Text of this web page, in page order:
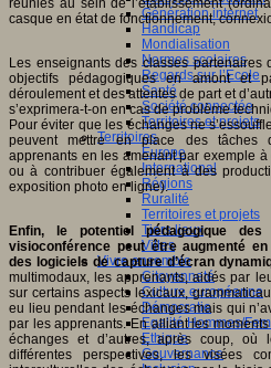
Génération internet
Handicap
Mondialisation
Normes scolaires
Regards sur l’Ecole
Santé
Société connectée
Territoires et projets
Territoires
Europe
International
Régions
Ruralité
Territoires et projets
Tiers lieux
Villes
Vivre ensemble
Citoyenneté
Culture européenne
Démocratie
Egalité Hommes/
Ethique
Gouvernance
réunies au sein de l’établissement
casque en état de fonctionnement,
Les enseignants des classes
objectifs pédagogiques en amont et
déroulement et des attentes de part et
s’exprimera-t-on en cas de problème
Pour éviter que les échanges ne
peuvent mettre en place des tâches
apprenants en les amenant par exemple
ou à contribuer également à des
exposition photo en ligne).
Enfin, le potentiel pédagogique
visioconférence peut être augmenté
des logiciels de capture d’écran
multimodaux, les apprenants, aidés par
sur certains aspects lexicaux,
eu lieu pendant les échanges mais qui
par les apprenants. En alliant les
échanges et d’autres, après coup, où
différentes perspectives, les visées